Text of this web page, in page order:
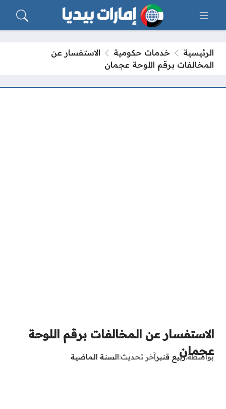
الرئيسية خدمات حكومية
الاستفسار عن
المخالفات برقم اللوحة عجمان
الاستفسار عن المخالفات برقم اللوحة
عجمان
بواسطةربيع قنبرآخر تحديث السنة الماضية